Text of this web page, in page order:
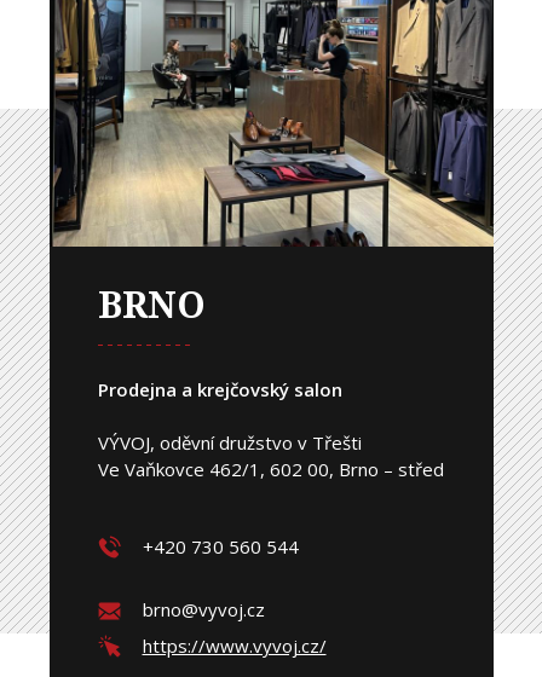
BRNO
Prodejna a krejčovský salon
VÝVOJ, oděvní družstvo v Třešti
Ve Vaňkovce 462/1, 602 00, Brno – střed
+420 730 560 544
brno@vyvoj.cz
https://www.vyvoj.cz/